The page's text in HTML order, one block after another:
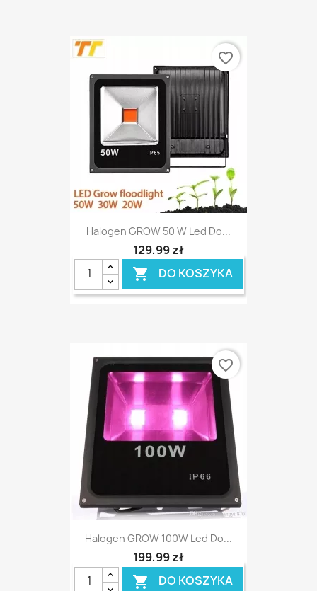
Halogen GROW 50 W Led Do...
129,99 zł
 DO KOSZYKA
favorite_border
Halogen GROW 100W Led Do...
199,99 zł
 DO KOSZYKA
favorite_border